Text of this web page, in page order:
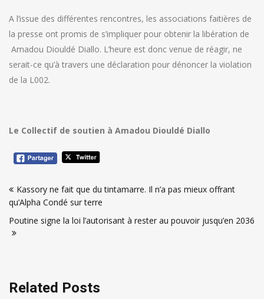
A l’issue des différentes rencontres, les associations faitières de
la presse ont promis de s’impliquer pour obtenir la libération de
Amadou Diouldé Diallo. L’heure est donc venue de réagir, ne
serait-ce qu’à travers une déclaration pour dénoncer la violation
de la L002.
Le Collectif de soutien à Amadou Diouldé Diallo
de
l’article
Kassory ne fait que du tintamarre. Il n’a pas mieux offrant
qu’Alpha Condé sur terre
Poutine signe la loi l’autorisant à rester au pouvoir jusqu’en 2036
Related Posts